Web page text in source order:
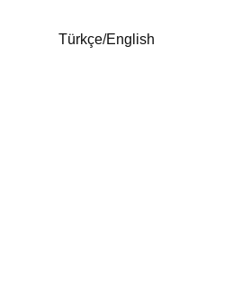
Türkçe/English